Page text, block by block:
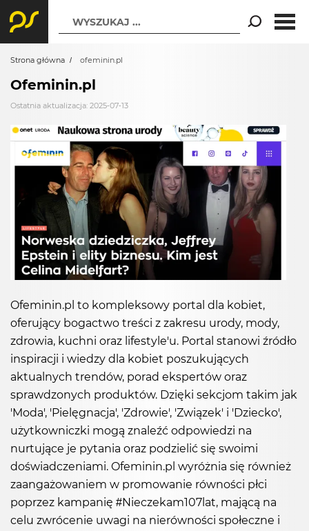
WYSZUKAJ ...
Strona główna ofeminin.pl
Ofeminin.pl
Ostatnia aktualizacja: 2025-07-13
Ofeminin.pl to kompleksowy portal dla kobiet,
oferujący bogactwo treści z zakresu urody, mody,
zdrowia, kuchni oraz lifestyle'u. Portal stanowi źródło
inspiracji i wiedzy dla kobiet poszukujących
aktualnych trendów, porad ekspertów oraz
sprawdzonych produktów. Dzięki sekcjom takim jak
'Moda', 'Pielęgnacja', 'Zdrowie', 'Związek' i 'Dziecko',
użytkowniczki mogą znaleźć odpowiedzi na
nurtujące je pytania oraz podzielić się swoimi
doświadczeniami. Ofeminin.pl wyróżnia się również
zaangażowaniem w promowanie równości płci
poprzez kampanię #Nieczekam107lat, mającą na
celu zwrócenie uwagi na nierówności społeczne i